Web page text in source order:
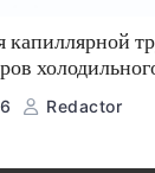
капиллярной
Redactor